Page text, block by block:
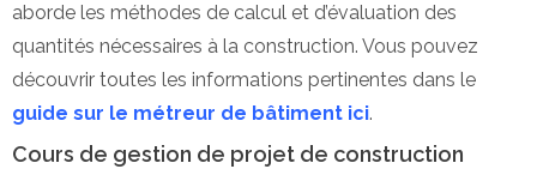
aborde les méthodes de calcul et d’évaluation des
quantités nécessaires à la construction. Vous pouvez
découvrir toutes les informations pertinentes dans le
guide sur le métreur de bâtiment ici.
Cours de gestion de projet de construction